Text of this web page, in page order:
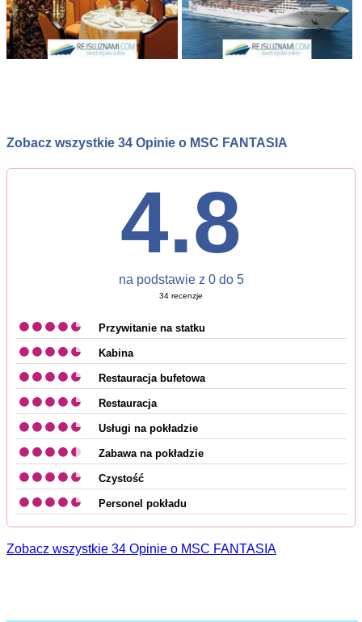
Zobacz wszystkie 34 Opinie o MSC FANTASIA
4.8
na podstawie z 0 do 5
34 recenzje
Przywitanie na statku
Kabina
Restauracja bufetowa
Restauracja
Usługi na pokładzie
Zabawa na pokładzie
Czystość
Personel pokładu
Zobacz wszystkie 34 Opinie o MSC FANTASIA